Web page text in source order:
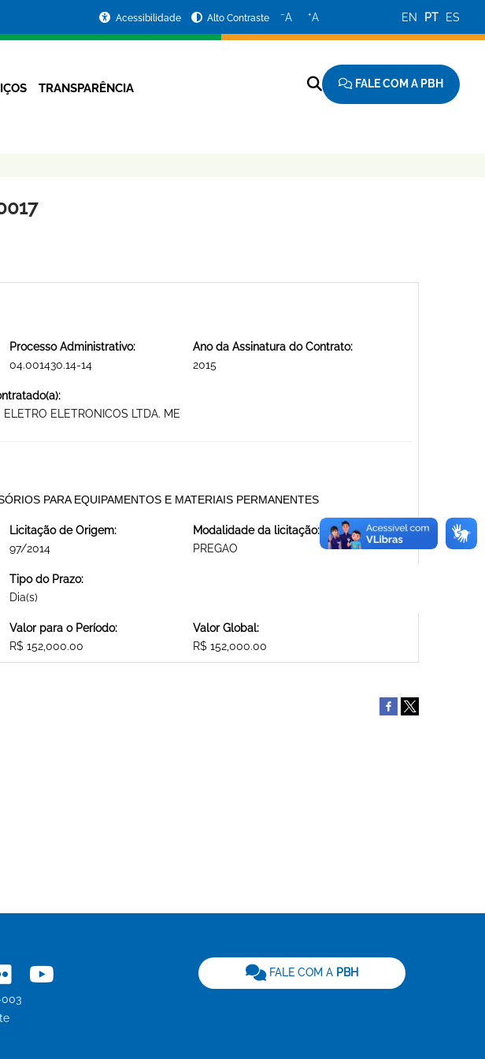
Acessibilidade Alto Contraste −A +A EN PT ES
TRANSPARÊNCIA FALE COM A PBH
Processo Administrativo:
04.001430.14-14
Ano da Assinatura do Contrato:
2015
ELETRONICOS LTDA. ME
PARA EQUIPAMENTOS E MATERIAIS PERMANENTES
Licitação de Origem:
97/2014
Modalidade da licitação:
PREGAO
Tipo do Prazo:
Dia(s)
Valor para o Período:
R$ 152,000.00
Valor Global:
R$ 152,000.00
Flickr
003
FALE COM A PBH